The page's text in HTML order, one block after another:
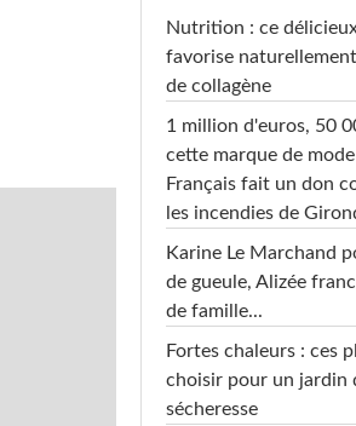
Nutrition : ce
favorise
de collagène
1 million d'euros, 50
cette marque de
Français fait un don
les incendies de
Karine Le Marchand
de gueule, Alizée
de famille...
Fortes chaleurs : ces
choisir pour un jardin
sécheresse